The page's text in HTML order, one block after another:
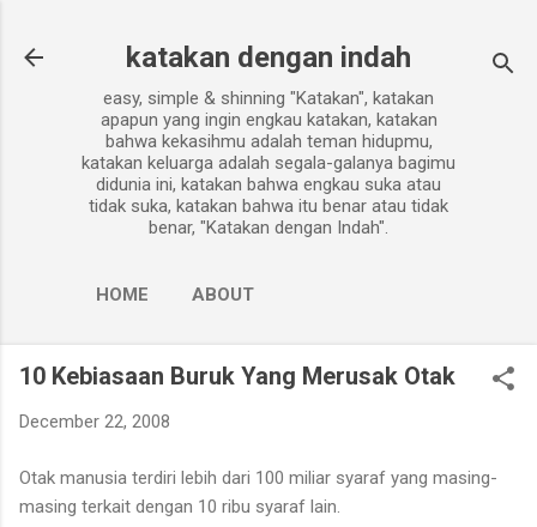
katakan dengan indah
easy, simple & shinning "Katakan", katakan
apapun yang ingin engkau katakan, katakan
bahwa kekasihmu adalah teman hidupmu,
katakan keluarga adalah segala-galanya bagimu
didunia ini, katakan bahwa engkau suka atau
tidak suka, katakan bahwa itu benar atau tidak
benar, "Katakan dengan Indah".
HOME ABOUT
10 Kebiasaan Buruk Yang Merusak Otak
December 22, 2008
Otak manusia terdiri lebih dari 100 miliar syaraf yang masing-
masing terkait dengan 10 ribu syaraf lain.